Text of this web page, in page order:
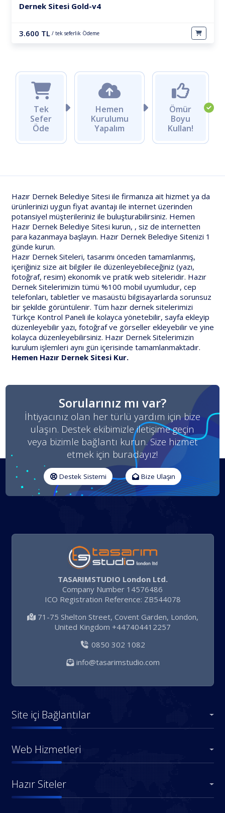
Dernek Sitesi Gold-v4
3.600 TL / tek seferlik Ödeme
Tek
Sefer
Öde
Hemen
Kurulumu
Yapalım
Ömür
Boyu
Kullan!
Hazır Dernek Belediye Sitesi ile firmanıza ait hizmet ya da
ürünlerinizi uygun fiyat avantajı ile internet üzerinden
potansiyel müşterileriniz ile buluşturabilirsiniz. Hemen
Hazır Dernek Belediye Sitesi kurun, , siz de internetten
para kazanmaya başlayın. Hazır Dernek Belediye Sitenizi 1
günde kurun.
Hazır Dernek Siteleri, tasarımı önceden tamamlanmış,
içeriğiniz size ait bilgiler ile düzenleyebileceğiniz (yazı,
fotoğraf, resim) ekonomik ve pratik web siteleridir. Hazır
Dernek Sitelerimizin tümü %100 mobil uyumludur, cep
telefonları, tabletler ve masaüstü bilgisayarlarda sorunsuz
bir şekilde görüntülenir. Tüm hazır dernek sitelerimizi
Türkçe Kontrol Paneli ile kolayca yönetebilir, sayfa ekleyip
düzenleyebilir yazı, fotoğraf ve görseller ekleyebilir ve yine
kolayca düzenleyebilirsiniz. Hazır Dernek Sitelerimizin
kurulum işlemleri aynı gün içerisinde tamamlanmaktadır.
Hemen Hazır Dernek Sitesi Kur.
Sorularınız mı var?
İhtiyacınız olan her türlü yardım için bize
ulaşın. Destek ekibimizle iletişime geçin
veya bizimle bağlantı kurun. Size hizmet
etmek için buradayız!
Destek Sistemi Bize Ulaşın
TASARIMSTUDIO London Ltd.
Company Number 14576486
ICO Registration Reference: ZB544078
71-75 Shelton Street, Covent Garden, London,
United Kingdom +447404412257
0850 302 1082
info@tasarimstudio.com
Site içi Bağlantılar
Web Hizmetleri
Hazır Siteler